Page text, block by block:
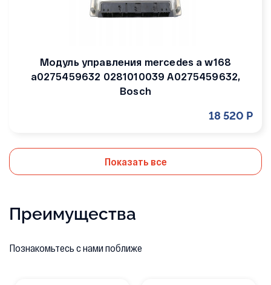
Модуль управления mercedes a w168
a0275459632 0281010039 A0275459632,
Bosch
18 520 Р
Показать все
Преимущества
Познакомьтесь с нами поближе